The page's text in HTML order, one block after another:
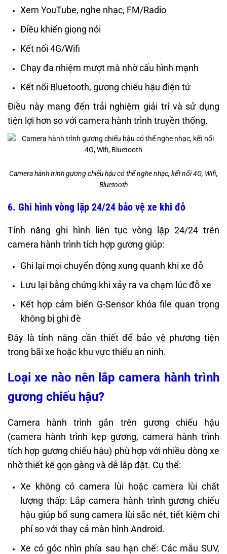
Xem YouTube, nghe nhạc, FM/Radio
Điều khiển giọng nói
Kết nối 4G/Wifi
Chạy đa nhiệm mượt mà nhờ cấu hình mạnh
Kết nối Bluetooth, gương chiếu hậu điện tử
Điều này mang đến trải nghiệm giải trí và sử dụng
tiện lợi hơn so với camera hành trình truyền thống.
Camera hành trình gương chiếu hậu có thể nghe nhạc, kết nối 4G, Wifi,
Bluetooth
6. Ghi hình vòng lặp 24/24 bảo vệ xe khi đỗ
Tính năng ghi hình liên tục vòng lặp 24/24 trên
camera hành trình tích hợp gương giúp:
Ghi lại mọi chuyển động xung quanh khi xe đỗ
Lưu lại bằng chứng khi xảy ra va chạm lúc đỗ xe
Kết hợp cảm biến G-Sensor khóa file quan trọng
không bị ghi đè
Đây là tính năng cần thiết để bảo vệ phương tiện
trong bãi xe hoặc khu vực thiếu an ninh.
Loại xe nào nên lắp camera hành trình
gương chiếu hậu?
Camera hành trình gắn trên gương chiếu hậu
(camera hành trình kẹp gương, camera hành trình
tích hợp gương chiếu hậu) phù hợp với nhiều dòng xe
nhờ thiết kế gọn gàng và dễ lắp đặt. Cụ thể:
Xe không có camera lùi hoặc camera lùi chất
lượng thấp: Lắp camera hành trình gương chiếu
hậu giúp bổ sung camera lùi sắc nét, tiết kiệm chi
phí so với thay cả màn hình Android.
Xe có góc nhìn phía sau hạn chế: Các mẫu SUV,